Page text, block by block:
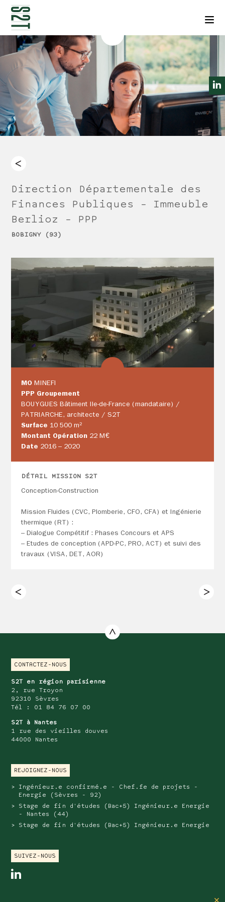
NEWSLETTERS
CONTACT
Direction Départementale des
Finances Publiques – Immeuble
Berlioz – PPP
BOBIGNY (93)
MO MINEFI
PPP Groupement
BOUYGUES Bâtiment Ile-de-France (mandataire) /
PATRIARCHE, architecte / S2T
Surface 10 500 m²
Montant Opération 22 M€
Date 2016 – 2020
DÉTAIL MISSION S2T
Conception-Construction
Mission Fluides (CVC, Plomberie, CFO, CFA) et Ingénierie
thermique (RT) :
– Dialogue Compétitif : Phases Concours et APS
– Etudes de conception (APD-PC, PRO, ACT) et suivi des
travaux (VISA, DET, AOR)
CONTACTEZ-NOUS
S2T en région parisienne
2, rue Troyon
92310 Sèvres
Tél : 01 84 76 07 00
S2T à Nantes
1 rue des vieilles douves
44000 Nantes
REJOIGNEZ-NOUS
Ingénieur.e confirmé.e - Chef.fe de projets -
Energie (Sèvres - 92)
Stage de fin d'études (Bac+5) Ingénieur.e Energie
- Nantes (44)
Stage de fin d'études (Bac+5) Ingénieur.e Energie
SUIVEZ-NOUS
linkedin